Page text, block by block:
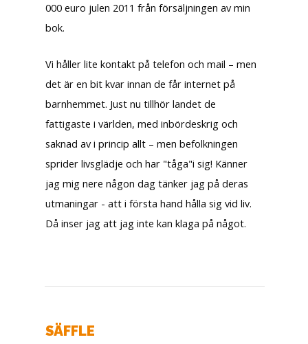
000 euro julen 2011 från försäljningen av min
bok.
Vi håller lite kontakt på telefon och mail – men
det är en bit kvar innan de får internet på
barnhemmet. Just nu tillhör landet de
fattigaste i världen, med inbördeskrig och
saknad av i princip allt – men befolkningen
sprider livsglädje och har "tåga"i sig! Känner
jag mig nere någon dag tänker jag på deras
utmaningar - att i första hand hålla sig vid liv.
Då inser jag att jag inte kan klaga på något.
SÄFFLE